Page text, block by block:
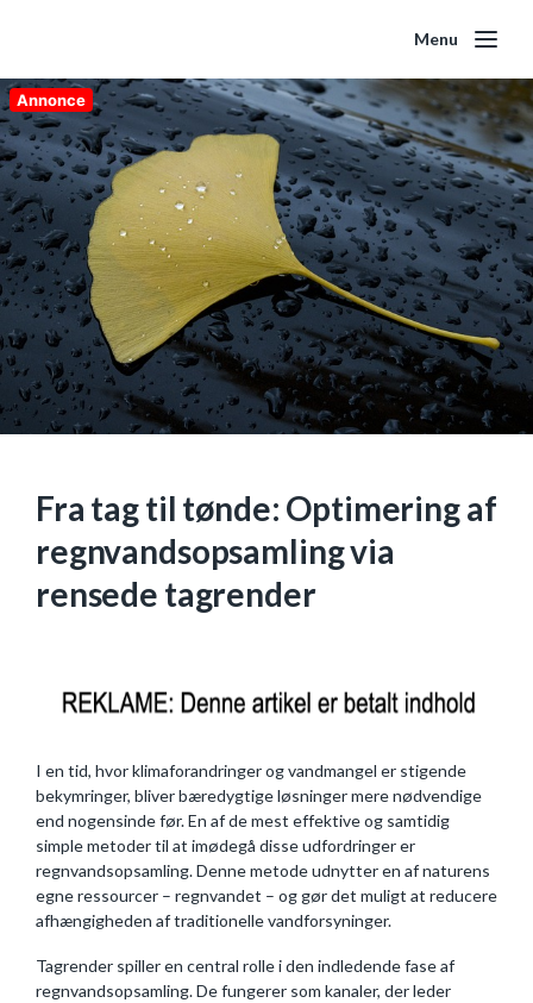
Menu
Annonce
Fra tag til tønde: Optimering af
regnvandsopsamling via
rensede tagrender
I en tid, hvor klimaforandringer og vandmangel er stigende
bekymringer, bliver bæredygtige løsninger mere nødvendige
end nogensinde før. En af de mest effektive og samtidig
simple metoder til at imødegå disse udfordringer er
regnvandsopsamling. Denne metode udnytter en af naturens
egne ressourcer – regnvandet – og gør det muligt at reducere
afhængigheden af traditionelle vandforsyninger.
Tagrender spiller en central rolle i den indledende fase af
regnvandsopsamling. De fungerer som kanaler, der leder